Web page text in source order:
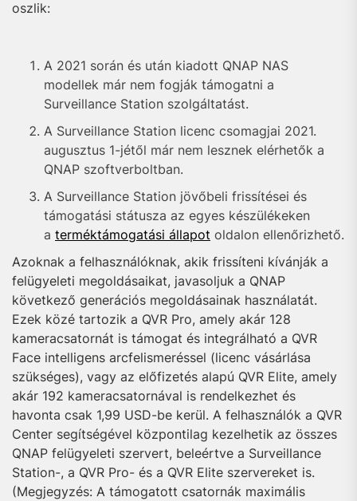
oszlik:
A 2021 során és után kiadott QNAP NAS
modellek már nem fogják támogatni a
Surveillance Station szolgáltatást.
A Surveillance Station licenc csomagjai 2021.
augusztus 1-jétől már nem lesznek elérhetők a
QNAP szoftverboltban.
A Surveillance Station jövőbeli frissítései és
támogatási státusza az egyes készülékeken
a terméktámogatási állapot oldalon ellenőrizhető.
Azoknak a felhasználóknak, akik frissíteni kívánják a
felügyeleti megoldásaikat, javasoljuk a QNAP
következő generációs megoldásainak használatát.
Ezek közé tartozik a QVR Pro, amely akár 128
kameracsatornát is támogat és integrálható a QVR
Face intelligens arcfelismeréssel (licenc vásárlása
szükséges), vagy az előfizetés alapú QVR Elite, amely
akár 192 kameracsatornával is rendelkezhet és
havonta csak 1,99 USD-be kerül. A felhasználók a QVR
Center segítségével központilag kezelhetik az összes
QNAP felügyeleti szervert, beleértve a Surveillance
Station-, a QVR Pro- és a QVR Elite szervereket is.
(Megjegyzés: A támogatott csatornák maximális